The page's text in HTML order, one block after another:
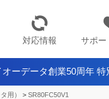
対応情報 サポー
オーデータ創業50周年
用） > SR80FC50V1